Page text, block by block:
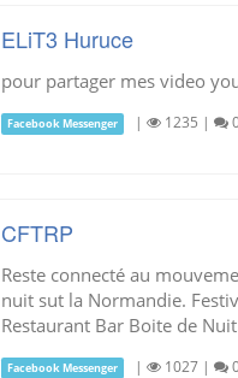
ELiT3 Huruce
pour partager mes video
Facebook Messenger | 1235 |
CFTRP
Reste connecté au
nuit sut la Normandie.
Restaurant Bar Boite de
Facebook Messenger | 1027 |